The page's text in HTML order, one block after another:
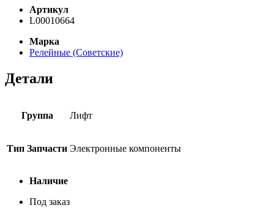
Артикул
L00010664
Марка
Релейные (Советские)
Детали
Группа Лифт
Тип Запчасти Электронные компоненты
Наличие
Под заказ